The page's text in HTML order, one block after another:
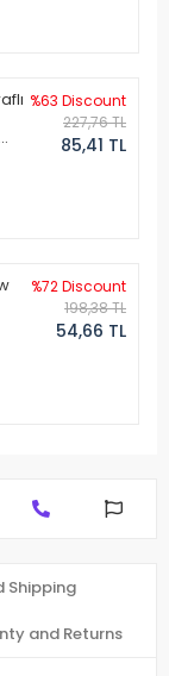
%63 Discount
227,76 TL
85,41 TL
%72 Discount
198,38 TL
54,66 TL
Shipping
and Returns